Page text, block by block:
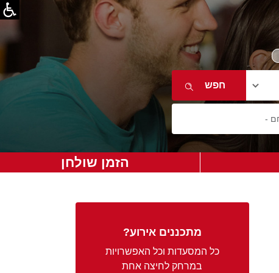
הזמן שולחן
מתכננים אירוע?
כל המסעדות וכל האפשרויות
במרחק לחיצה אחת